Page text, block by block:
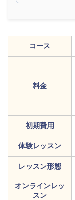
コース
料金
初期費用
体験レッスン
レッスン形態
オンラインレッ
スン